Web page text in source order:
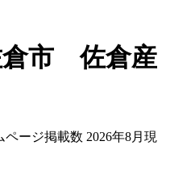
市 佐倉産
ページ掲載数 2026年8月現